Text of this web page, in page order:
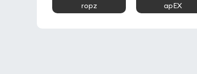
ropz apEX